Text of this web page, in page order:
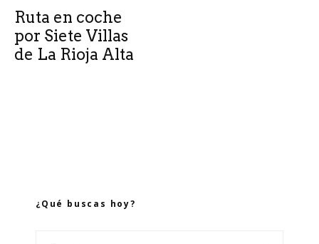
Ruta en coche
por Siete Villas
de La Rioja Alta
¿Qué buscas hoy?